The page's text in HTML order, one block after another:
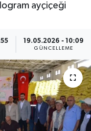
ayçiçeği
19.05.2026 - 10:09
GÜNCELLEME